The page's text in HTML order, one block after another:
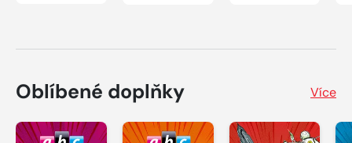
Oblíbené doplňky Více